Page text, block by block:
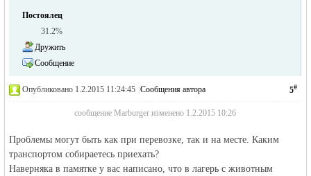
Постоялец
31.2%
Дружить
Сообщение
5#
Опубликовано 1.2.2015 11:24:45 Сообщения автора
сообщение Marburger изменено 1.2.2015 10:26
Проблемы могут быть как при перевозке, так и на месте. Каким
транспортом собираетесь приехать?
Наверняка в памятке у вас написано, что в лагерь с животным